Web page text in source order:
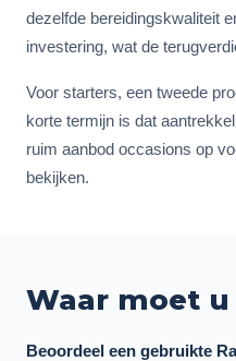
dezelfde bereidingskwaliteit
investering, wat de
Voor starters, een tweede
korte termijn is dat
ruim aanbod occasions op
bekijken.
Waar moet
Beoordeel een gebruikte